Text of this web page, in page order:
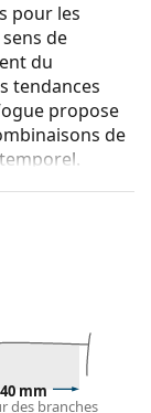
pour les
de
du
tendances
propose
de
pour
pour celles
ou de
mm
des branches